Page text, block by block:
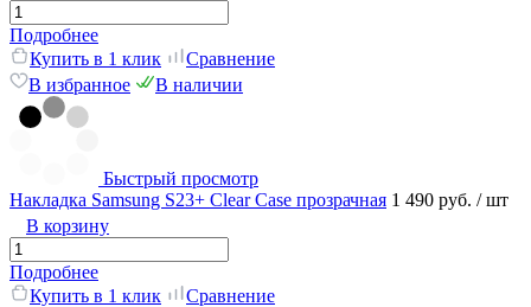
Подробнее
Купить в 1 клик
Сравнение
В избранное
В наличии
Быстрый просмотр
Накладка Samsung S23+ Clear Case прозрачная 1 490 руб. / шт
В корзину
Подробнее
Купить в 1 клик
Сравнение